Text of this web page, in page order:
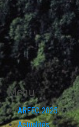
Menu
ARFEC 2025
Actualités